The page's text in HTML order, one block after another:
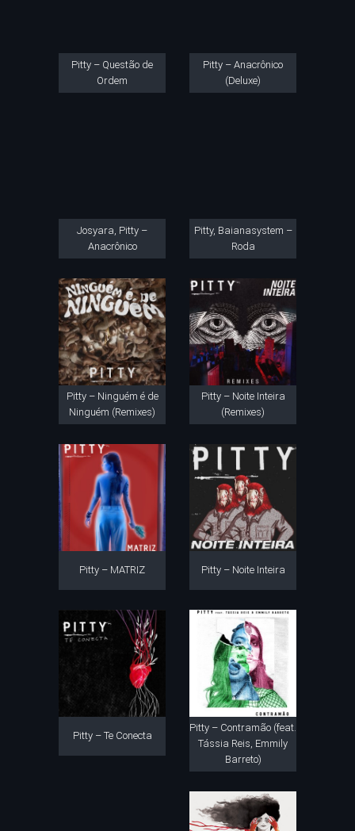
Pitty – Questão de
Ordem
Pitty – Anacrônico
(Deluxe)
Josyara, Pitty –
Anacrônico
Pitty, Baianasystem –
Roda
Pitty – Ninguém é de
Ninguém (Remixes)
Pitty – Noite Inteira
(Remixes)
Pitty – MATRIZ Pitty – Noite Inteira
Pitty – Te Conecta
Pitty – Contramão (feat.
Tássia Reis, Emmily
Barreto)